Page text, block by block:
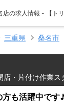
店の求人情報 - 【ト
三重県 桑名市
店・片付け作業
も活躍中で